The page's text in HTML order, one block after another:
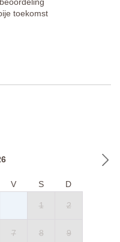
toekomst
V S D
1 2
7 8 9